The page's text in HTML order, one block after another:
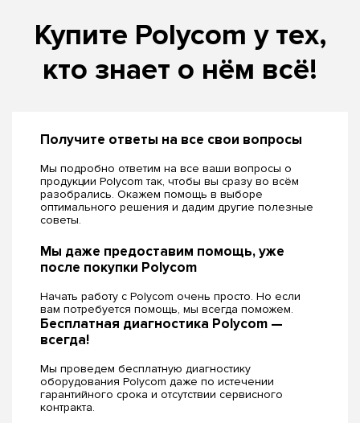
Купите Polycom у тех,
кто знает о нём всё!
Получите ответы на все свои вопросы
Мы подробно ответим на все ваши вопросы о
продукции Polycom так, чтобы вы сразу во всём
разобрались. Окажем помощь в выборе
оптимального решения и дадим другие полезные
советы.
Мы даже предоставим помощь, уже
после покупки Polycom
Начать работу с Polycom очень просто. Но если
вам потребуется помощь, мы всегда поможем.
Бесплатная диагностика Polycom —
всегда!
Мы проведем бесплатную диагностику
оборудования Polycom даже по истечении
гарантийного срока и отсутствии сервисного
контракта.